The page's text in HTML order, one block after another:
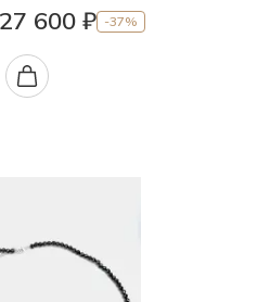
600 ₽ -37%